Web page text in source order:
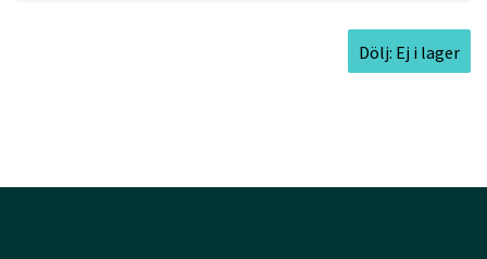
Dölj: Ej i lager